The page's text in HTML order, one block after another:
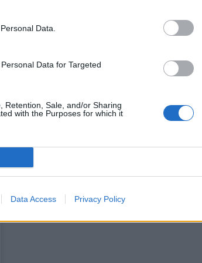
Data.
Data for Targeted
Retention, Sale, and/or Sharing
with the Purposes for which it
Data Access Privacy Policy